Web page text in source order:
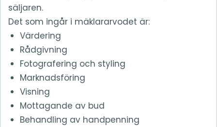
säljaren.
Det som ingår i mäklararvodet är:
Värdering
Rådgivning
Fotografering och styling
Marknadsföring
Visning
Mottagande av bud
Behandling av handpenning